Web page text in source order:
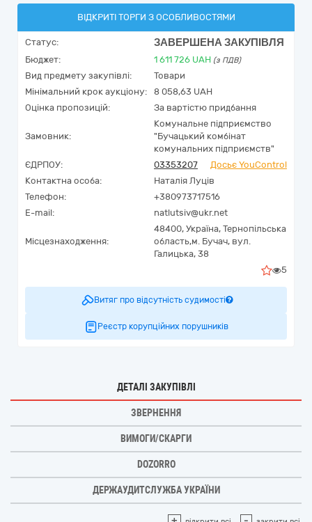
ВІДКРИТІ ТОРГИ З ОСОБЛИВОСТЯМИ
Статус: ЗАВЕРШЕНА ЗАКУПІВЛЯ
Бюджет: 1 611 726 UAH (з ПДВ)
Вид предмету закупівлі:
Товари
Мінімальний крок аукціону:
8 058,63 UAH
Оцінка пропозицій:
За вартістю придбання
Замовник:
Комунальне підприємство
"Бучацький комбінат
комунальних підприємств"
ЄДРПОУ:
03353207
Досьє YouControl
Контактна особа:
Наталія Луців
Телефон:
+380973717516
E-mail:
natlutsiv@ukr.net
Місцезнаходження:
48400, Україна, Тернопільська
область,м. Бучач, вул.
Галицька, 38
5
Витяг про відсутність судимості
Реєстр корупційних порушників
ДЕТАЛІ ЗАКУПІВЛІ
ЗВЕРНЕННЯ
ВИМОГИ/СКАРГИ
DOZORRO
ДЕРЖАУДИТСЛУЖБА УКРАЇНИ